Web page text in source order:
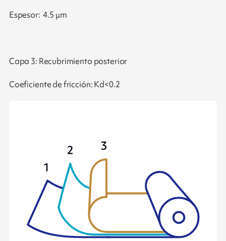
Espesor: 4.5 μm
Capa 3: Recubrimiento posterior
Coeficiente de fricción: Kd<0.2